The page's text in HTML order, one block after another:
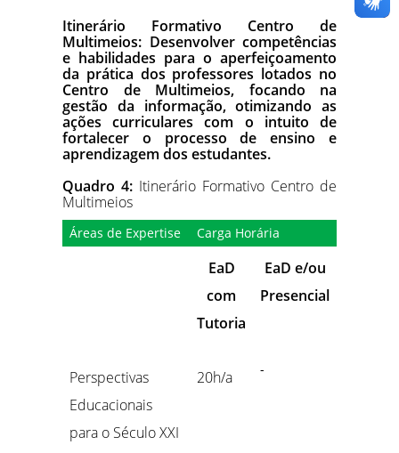
Itinerário Formativo Centro de
Multimeios: Desenvolver competências
e habilidades para o aperfeiçoamento
da prática dos professores lotados no
Centro de Multimeios, focando na
gestão da informação, otimizando as
ações curriculares com o intuito de
fortalecer o processo de ensino e
aprendizagem dos estudantes.
Quadro 4: Itinerário Formativo Centro de
Multimeios
Áreas de Expertise Carga Horária
EaD
com
Tutoria
EaD e/ou
Presencial
Perspectivas
Educacionais
para o Século XXI
20h/a -